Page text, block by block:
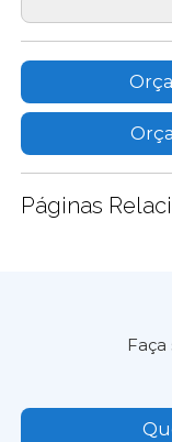
Páginas